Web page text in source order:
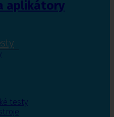
aplikátory
testy